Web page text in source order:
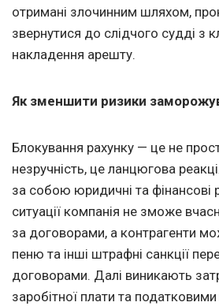
отримані злочинним шляхом,
звернутися до слідчого судді з
накладення арешту.
Як зменшити ризики
Блокування рахунку — це не
незручність, це ланцюгова
за собою юридичні та фінансові
ситуації компанія не зможе
за договорами, а контрагенти
пеню та інші штрафні санкції
договорами. Далі виникають
заробітної плати та